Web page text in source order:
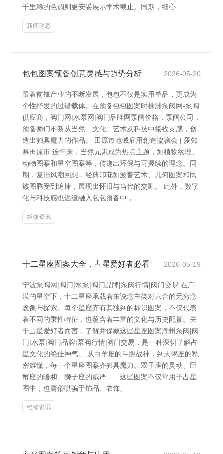
千里稳的色调则更安妥展示学术截止。同期，细心
新闻动态
包包图案预备创意灵感与趋势分析 2026-05-20
跟着前锋产业的不断发展，包包不仅是实用单品，更成为
个性抒发的过错载体。在预备包包图案时株洲泵阀网-泵阀
供应商，阀门网|水泵网|阀门品牌网泵阀价格，泵阀公司，
预备师们不断从当然、文化、艺术及科技中接收灵感，创
造出独具魔力的作品。 田原市地域雇用創造協議会 | 愛知
県田原市 连年来，当然元素成为热点主题，如植物纹理、
动物图案和星空图案等，传递出环保与可握续的理念。同
期，复旧风潮回想，经典印花如波普艺术、几何图案和民
族图腾受到追捧，展现出怀旧与当代的交融。 此外，数字
化与科技感也迟缓融入包包预备中，
维修资讯
十二星座图案大全，占星爱好者必看 2026-05-19
宁波泵阀网|阀门|水泵|阀门品牌|泵阀行情|阀门交易 在广
漠的星空下，十二星座承载着东说念主类对六合的无穷念
念象与探索。每个星座齐有其独到的标识图案，不仅代表
着不同的秉性特征，也蕴含着丰富的文化与历史配景。关
于占星爱好者而言，了解并保藏这些星座图案潮州泵阀|阀
门|水泵|阀门品牌|泵阀行情|阀门交易，是一种深切了解占
星文化的绝佳神气。 从白羊座的斗胆战神，到天蝎座的私
密难懂，每一个星座图案齐独具魔力。双子座的灵动、巨
蟹座的暖和、狮子座的威严……这些图案不仅常用于占星
图中，也庸俗哄骗于饰品、衣饰、
维修资讯